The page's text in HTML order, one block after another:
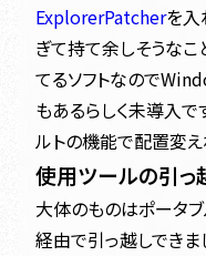
ExplorerPatcherを入
ぎて持て余しそうな
てるソフトなので
もあるらしく未導入
ルトの機能で配置変
使用ツールの引っ
大体のものはポータ
経由で引っ越しできま